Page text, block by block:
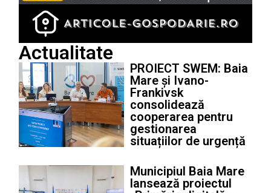
Actualitate
PROIECT SWEM: Baia
Mare și Ivano-
Frankivsk
consolidează
cooperarea pentru
gestionarea
situațiilor de urgență
Municipiul Baia Mare
lansează proiectul